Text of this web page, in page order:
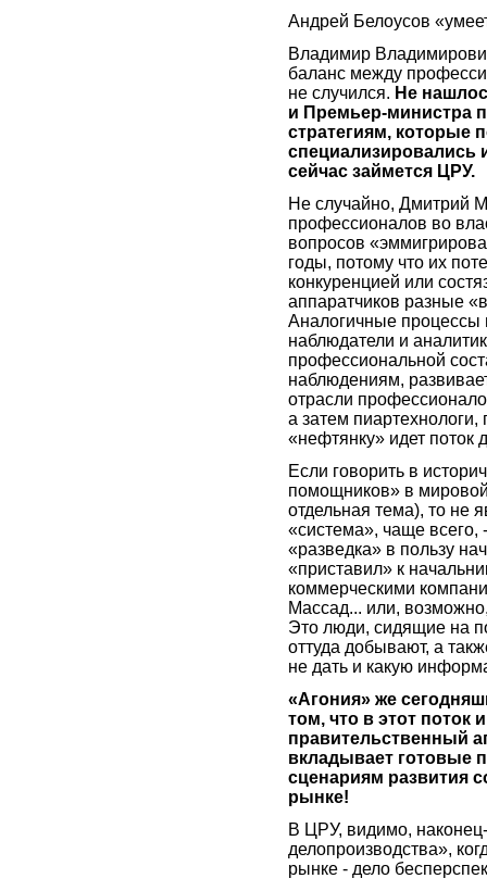
Андрей Белоусов
Владимир
баланс между
не случился. Не
и Премьер-министра
стратегиям, которые
специализировались
сейчас займется ЦРУ.
Не случайно, Дмитрий
профессионалов во
вопросов
годы, потому что их
конкуренцией или
аппаратчиков разные
Аналогичные процессы
наблюдатели и
профессиональной
наблюдениям,
отрасли
а затем
«нефтянку» идет поток
Если говорить в
помощников» в
отдельная тема), то не
«система», чаще
«разведка» в пользу
«приставил» к
коммерческими
Массад... или,
Это люди, сидящие на
оттуда добывают, а
не дать и какую
«Агония» же
том, что в этот поток
правительственный
вкладывает готовые
сценариям развития
рынке!
В ЦРУ, видимо, наконец-
делопроизводства»,
рынке - дело